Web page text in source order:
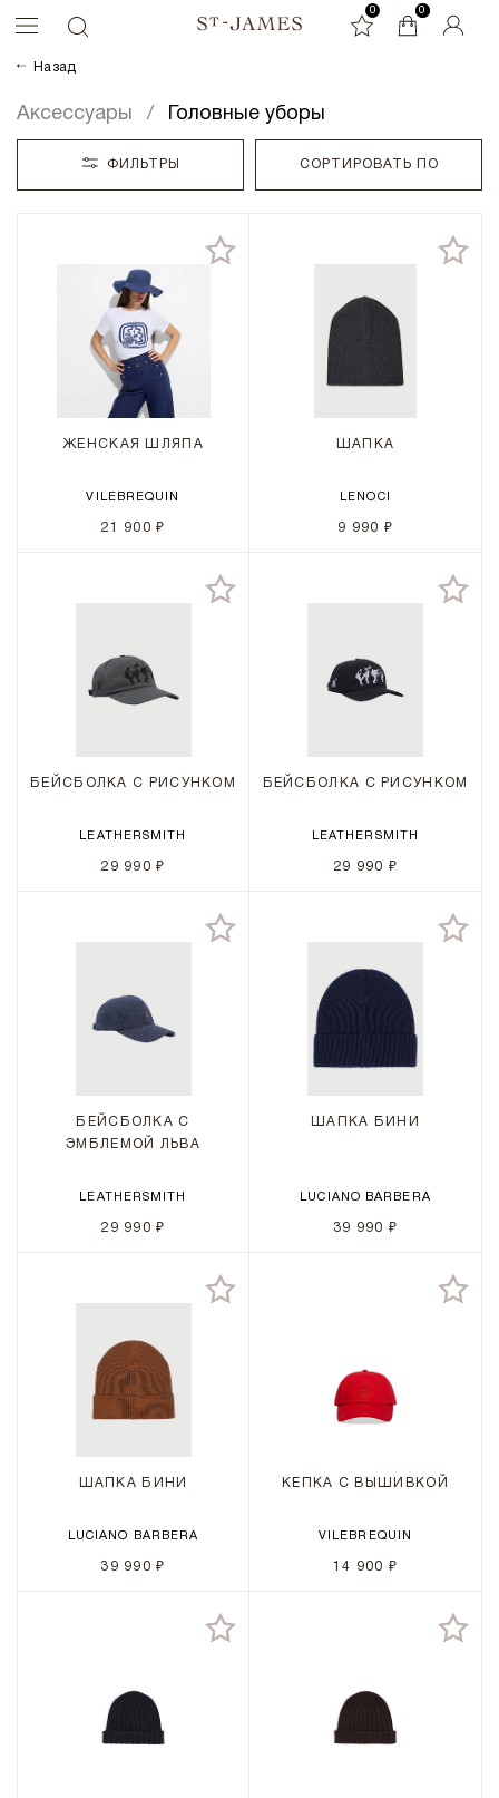
0 0
0
Назад
Аксессуары Головные уборы
ФИЛЬТРЫ СОРТИРОВАТЬ ПО
ЖЕНСКАЯ ШЛЯПА
VILEBREQUIN
21 900 ₽
ШАПКА
LENOCI
9 990 ₽
БЕЙСБОЛКА С РИСУНКОМ
LEATHERSMITH
29 990 ₽
БЕЙСБОЛКА С РИСУНКОМ
LEATHERSMITH
29 990 ₽
БЕЙСБОЛКА С
ЭМБЛЕМОЙ ЛЬВА
LEATHERSMITH
29 990 ₽
ШАПКА БИНИ
LUCIANO BARBERA
39 990 ₽
ШАПКА БИНИ
LUCIANO BARBERA
39 990 ₽
КЕПКА С ВЫШИВКОЙ
VILEBREQUIN
14 900 ₽